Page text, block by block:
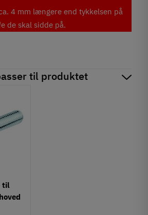
4 mm længere end tykkelsen på
de skal sidde på.
til produktet
til